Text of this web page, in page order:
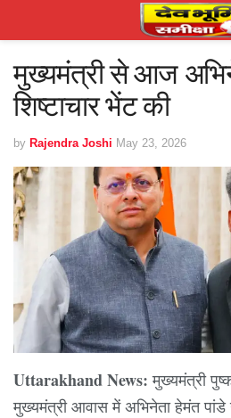
मुख्यमंत्री से आज
शिष्टाचार भेंट की
by Rajendra Joshi May 23, 2026
Uttarakhand News: मुख्यमंत्री
मुख्यमंत्री आवास में अभिनेता हेमंत पांडे